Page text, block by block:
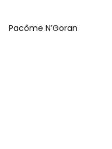
Pacôme N’Goran